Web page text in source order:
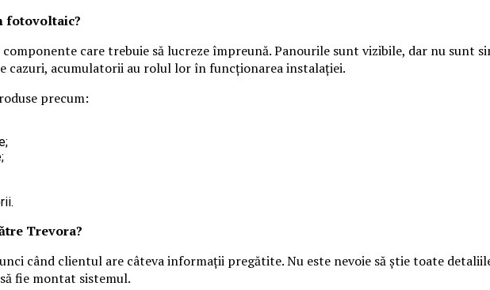
fotovoltaic?
care trebuie să lucreze împreună. Panourile sunt vizibile, dar nu
cazuri, acumulatorii au rolul lor în funcționarea instalației.
precum:
Trevora?
când clientul are câteva informații pregătite. Nu este nevoie să știe toate
fie montat sistemul.